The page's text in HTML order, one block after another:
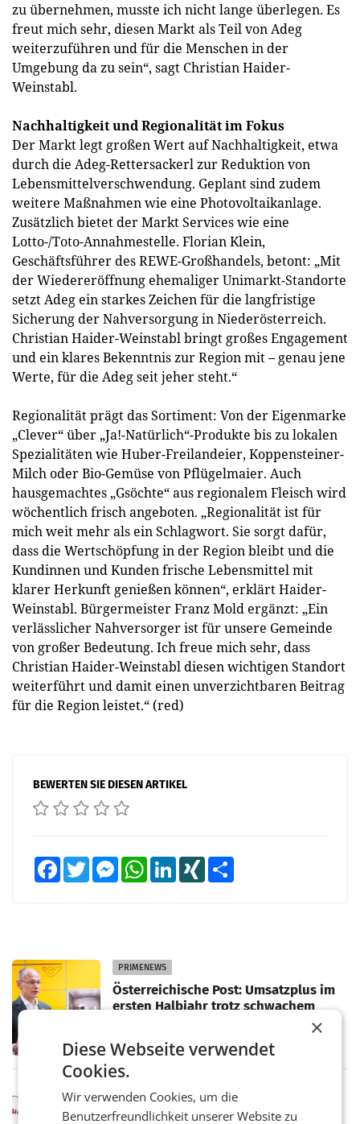
zu übernehmen, musste ich nicht lange überlegen. Es
freut mich sehr, diesen Markt als Teil von Adeg
weiterzuführen und für die Menschen in der
Umgebung da zu sein“, sagt Christian Haider-
Weinstabl.
Nachhaltigkeit und Regionalität im Fokus
Der Markt legt großen Wert auf Nachhaltigkeit, etwa
durch die Adeg-Rettersackerl zur Reduktion von
Lebensmittelverschwendung. Geplant sind zudem
weitere Maßnahmen wie eine Photovoltaikanlage.
Zusätzlich bietet der Markt Services wie eine
Lotto-/Toto-Annahmestelle. Florian Klein,
Geschäftsführer des REWE-Großhandels, betont: „Mit
der Wiedereröffnung ehemaliger Unimarkt-Standorte
setzt Adeg ein starkes Zeichen für die langfristige
Sicherung der Nahversorgung in Niederösterreich.
Christian Haider-Weinstabl bringt großes Engagement
und ein klares Bekenntnis zur Region mit – genau jene
Werte, für die Adeg seit jeher steht.“
Regionalität prägt das Sortiment: Von der Eigenmarke
„Clever“ über „Ja!-Natürlich“-Produkte bis zu lokalen
Spezialitäten wie Huber-Freilandeier, Koppensteiner-
Milch oder Bio-Gemüse von Pflügelmaier. Auch
hausgemachtes „Gsöchte“ aus regionalem Fleisch wird
wöchentlich frisch angeboten. „Regionalität ist für
mich weit mehr als ein Schlagwort. Sie sorgt dafür,
dass die Wertschöpfung in der Region bleibt und die
Kundinnen und Kunden frische Lebensmittel mit
klarer Herkunft genießen können“, erklärt Haider-
Weinstabl. Bürgermeister Franz Mold ergänzt: „Ein
verlässlicher Nahversorger ist für unsere Gemeinde
von großer Bedeutung. Ich freue mich sehr, dass
Christian Haider-Weinstabl diesen wichtigen Standort
weiterführt und damit einen unverzichtbaren Beitrag
für die Region leistet.“ (red)
BEWERTEN SIE DIESEN ARTIKEL
FacebookTwitter MessengerWhatsAppLinkedInXING
PRIMENEWS
Österreichische Post: Umsatzplus im
ersten Halbjahr trotz schwachem
WIEN Die Österreichische Post AG hat im
ersten Halbjahr 2026 einen Konzernumsatz
von 1.544,0 Mio. EUR erwirtschaftet, was
einem Plus von 3,8 Prozent gegenüber dem
ProSiebenSat.1 spart und macht
×
Diese Webseite verwendet
Cookies.
Wir verwenden Cookies, um die
Benutzerfreundlichkeit unserer Website zu